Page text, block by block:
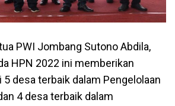
PWI Jombang Sutono Abdila,
HPN 2022 ini memberikan
5 desa terbaik dalam Pengelolaan
4 desa terbaik dalam